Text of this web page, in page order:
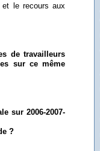
et le recours aux
de travailleurs
sur ce même
sur 2006-2007-
?